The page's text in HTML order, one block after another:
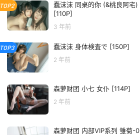
TOP2
蠢沫沫 同桌的你 (&桃良阿宅)
[110P]
3 年前
TOP3 蠢沫沫 身体検査で [150P]
2 年前
森萝财团 小七 女仆 [114P]
2 年前
森萝财团 内部VIP系列 雏菊-0